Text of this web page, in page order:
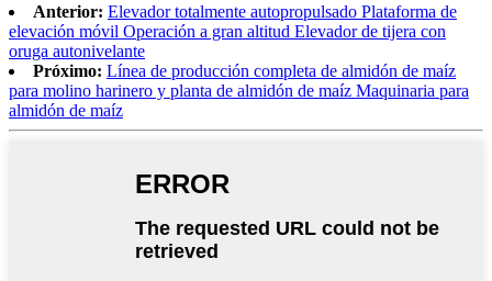
Anterior: Elevador totalmente autopropulsado Plataforma de
elevación móvil Operación a gran altitud Elevador de tijera con
oruga autonivelante
Próximo: Línea de producción completa de almidón de maíz
para molino harinero y planta de almidón de maíz Maquinaria para
almidón de maíz